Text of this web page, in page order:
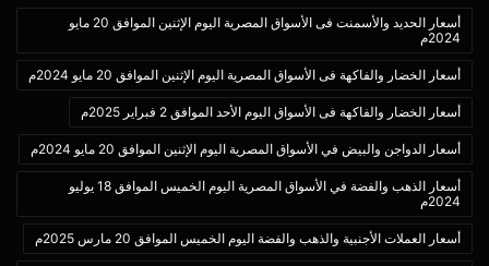
أسعار الحديد والأسمنت فى الأسواق المصرية اليوم الإثنين الموافق 20 مايو
2024م
أسعار الخضار والفاكهة فى الأسواق المصرية اليوم الإثنين الموافق 20 مايو 2024م
أسعار الخضار والفاكهة فى الأسواق اليوم الأحد الموافق 2 فبراير 2025م
أسعار الدواجن والبيض في الأسواق المصرية اليوم الإثنين الموافق 20 مايو 2024م
أسعار الذهب والفضة في الأسواق المصرية اليوم الخميس الموافق 18 يوليو
2024م
أسعار العملات الأجنبية والذهب والفضة اليوم الخميس الموافق 20 مارس 2025م